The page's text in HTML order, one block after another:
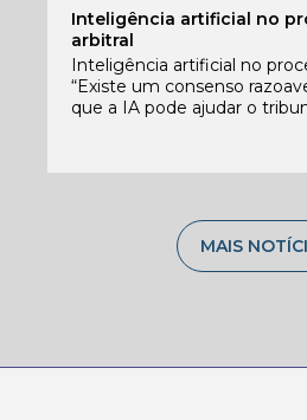
Inteligência artificial no
arbitral
Inteligência artificial no
“Existe um consenso
que a IA pode ajudar o
MAIS